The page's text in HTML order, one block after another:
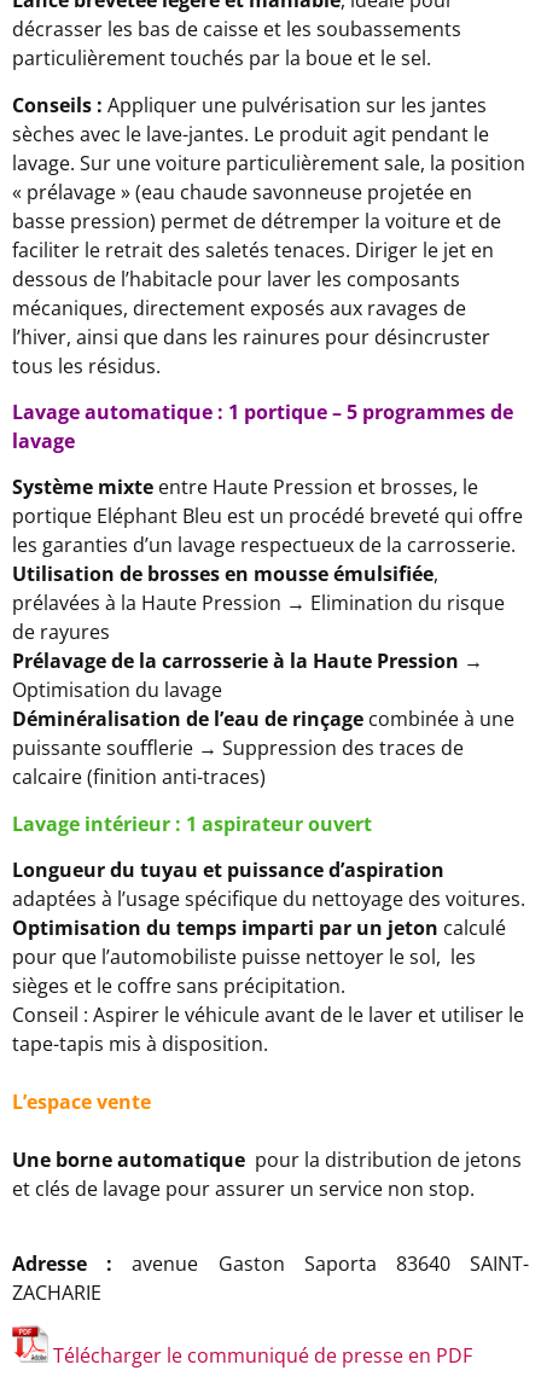
décrasser les bas de caisse et les soubassements
particulièrement touchés par la boue et le sel.
Conseils : Appliquer une pulvérisation sur les jantes
sèches avec le lave-jantes. Le produit agit pendant le
lavage. Sur une voiture particulièrement sale, la position
« prélavage » (eau chaude savonneuse projetée en
basse pression) permet de détremper la voiture et de
faciliter le retrait des saletés tenaces. Diriger le jet en
dessous de l’habitacle pour laver les composants
mécaniques, directement exposés aux ravages de
l’hiver, ainsi que dans les rainures pour désincruster
tous les résidus.
Lavage automatique : 1 portique – 5 programmes de
lavage
Système mixte entre Haute Pression et brosses, le
portique Eléphant Bleu est un procédé breveté qui offre
les garanties d’un lavage respectueux de la carrosserie.
Utilisation de brosses en mousse émulsifiée,
prélavées à la Haute Pression → Elimination du risque
de rayures
Prélavage de la carrosserie à la Haute Pression →
Optimisation du lavage
Déminéralisation de l’eau de rinçage combinée à une
puissante soufflerie → Suppression des traces de
calcaire (finition anti-traces)
Lavage intérieur : 1 aspirateur ouvert
Longueur du tuyau et puissance d’aspiration
adaptées à l’usage spécifique du nettoyage des voitures.
Optimisation du temps imparti par un jeton calculé
pour que l’automobiliste puisse nettoyer le sol, les
sièges et le coffre sans précipitation.
Conseil : Aspirer le véhicule avant de le laver et utiliser le
tape-tapis mis à disposition.
L’espace vente
Une borne automatique pour la distribution de jetons
et clés de lavage pour assurer un service non stop.
Adresse :avenue Gaston Saporta 83640 SAINT-
ZACHARIE
Télécharger le communiqué de presse en PDF